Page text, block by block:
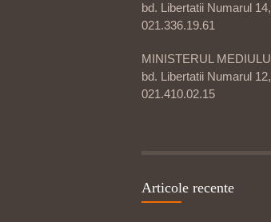
bd. Libertatii Numarul
021.336.19.61
MINISTERUL
bd. Libertatii Numarul
021.410.02.15
Articole recente